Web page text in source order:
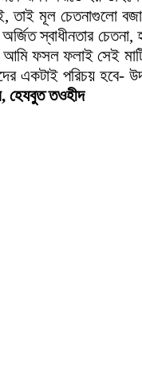
তাই মূল চেতনাগুলো
স্বাধীনতার চেতনা,
আমি ফসল ফলাই সেই
পরিচয় হবে-
হেযবুত তওহীদ